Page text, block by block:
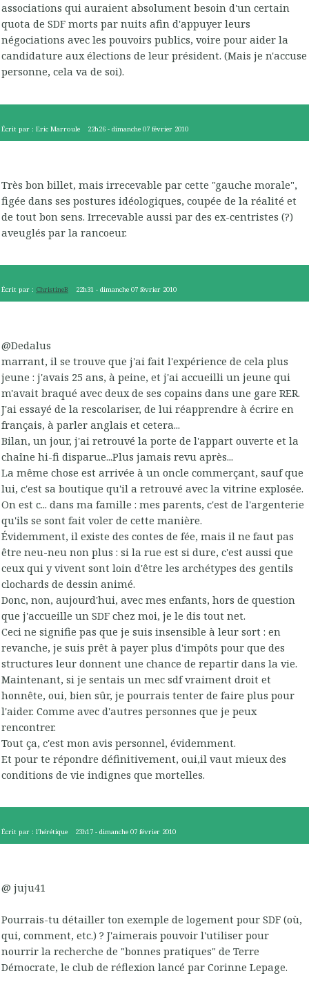
associations qui auraient absolument besoin d'un certain
quota de SDF morts par nuits afin d'appuyer leurs
négociations avec les pouvoirs publics, voire pour aider la
candidature aux élections de leur président. (Mais je n'accuse
personne, cela va de soi).
Écrit par : Eric Marroule 22h26 -dimanche 07 février 2010
Très bon billet, mais irrecevable par cette "gauche morale",
figée dans ses postures idéologiques, coupée de la réalité et
de tout bon sens. Irrecevable aussi par des ex-centristes (?)
aveuglés par la rancoeur.
Écrit par : ChristineB 22h31 -dimanche 07 février 2010
@Dedalus
marrant, il se trouve que j'ai fait l'expérience de cela plus
jeune : j'avais 25 ans, à peine, et j'ai accueilli un jeune qui
m'avait braqué avec deux de ses copains dans une gare RER.
J'ai essayé de la rescolariser, de lui réapprendre à écrire en
français, à parler anglais et cetera...
Bilan, un jour, j'ai retrouvé la porte de l'appart ouverte et la
chaîne hi-fi disparue...Plus jamais revu après...
La même chose est arrivée à un oncle commerçant, sauf que
lui, c'est sa boutique qu'il a retrouvé avec la vitrine explosée.
On est c... dans ma famille : mes parents, c'est de l'argenterie
qu'ils se sont fait voler de cette manière.
Évidemment, il existe des contes de fée, mais il ne faut pas
être neu-neu non plus : si la rue est si dure, c'est aussi que
ceux qui y vivent sont loin d'être les archétypes des gentils
clochards de dessin animé.
Donc, non, aujourd'hui, avec mes enfants, hors de question
que j'accueille un SDF chez moi, je le dis tout net.
Ceci ne signifie pas que je suis insensible à leur sort : en
revanche, je suis prêt à payer plus d'impôts pour que des
structures leur donnent une chance de repartir dans la vie.
Maintenant, si je sentais un mec sdf vraiment droit et
honnête, oui, bien sûr, je pourrais tenter de faire plus pour
l'aider. Comme avec d'autres personnes que je peux
rencontrer.
Tout ça, c'est mon avis personnel, évidemment.
Et pour te répondre définitivement, oui,il vaut mieux des
conditions de vie indignes que mortelles.
Écrit par : l'hérétique 23h17 -dimanche 07 février 2010
@ juju41
Pourrais-tu détailler ton exemple de logement pour SDF (où,
qui, comment, etc.) ? J'aimerais pouvoir l'utiliser pour
nourrir la recherche de "bonnes pratiques" de Terre
Démocrate, le club de réflexion lancé par Corinne Lepage.